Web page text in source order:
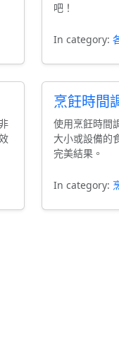
吧！
In category:
烹飪時間
使用烹飪時間
大小或設備的
完美結果。
In category: